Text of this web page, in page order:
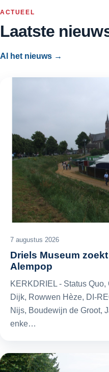
ACTUEEL
Laatste
Al het nieuws →
7 augustus 2026
Driels Museum
Alempop
KERKDRIEL - Status
Dijk, Rowwen Hèze, DI-
Nijs, Boudewijn de Groot,
enke…